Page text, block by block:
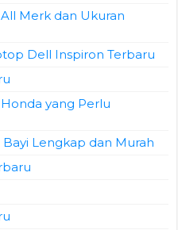
Merk dan Ukuran
Dell Inspiron Terbaru
yang Perlu
Lengkap dan Murah